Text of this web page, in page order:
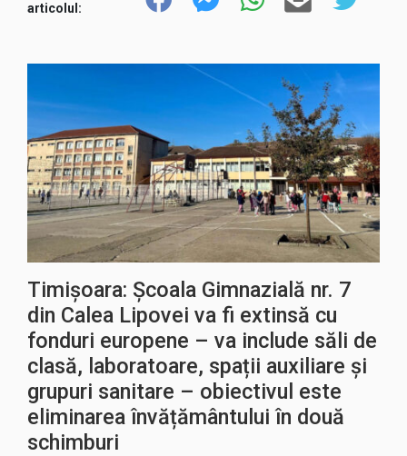
articolul:
Timișoara: Școala Gimnazială nr. 7
din Calea Lipovei va fi extinsă cu
fonduri europene – va include săli de
clasă, laboratoare, spații auxiliare și
grupuri sanitare – obiectivul este
eliminarea învățământului în două
schimburi